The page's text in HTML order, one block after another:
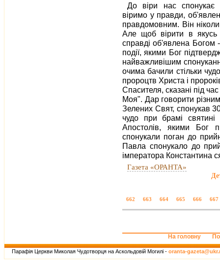
До віри нас спонукає
віримо у правди,
правдомовним. Він
Але щоб вірити в якусь
справді об'явлена Богом
події, якими Бог
найважливішим
очима бачили стільки
пророцтв Христа і
Спасителя, сказані під
Моя". Дар говорити
Зелених Свят, спонукав
чудо при брамі
Апостолів, якими Бог
спонукали поган до
Павла спонукало до
імператора Константина
Газета «ОРАНТА»
662 663 664 665 666 667
На головну
Парафія Церкви Миколая Чудотворця на Аскольдовій Могилі - oranta-